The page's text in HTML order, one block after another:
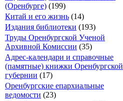
(Оренбурге) (199)
Китай и его жизнь (14)
Издания библиотеки (193)
Труды Оренбургской Ученой
Архивной Комиссии (35)
Адрес-календари и справочные
(памятные) книжки Оренбургской
губернии (17)
Оренбургские епархиальные
ведомости (23)